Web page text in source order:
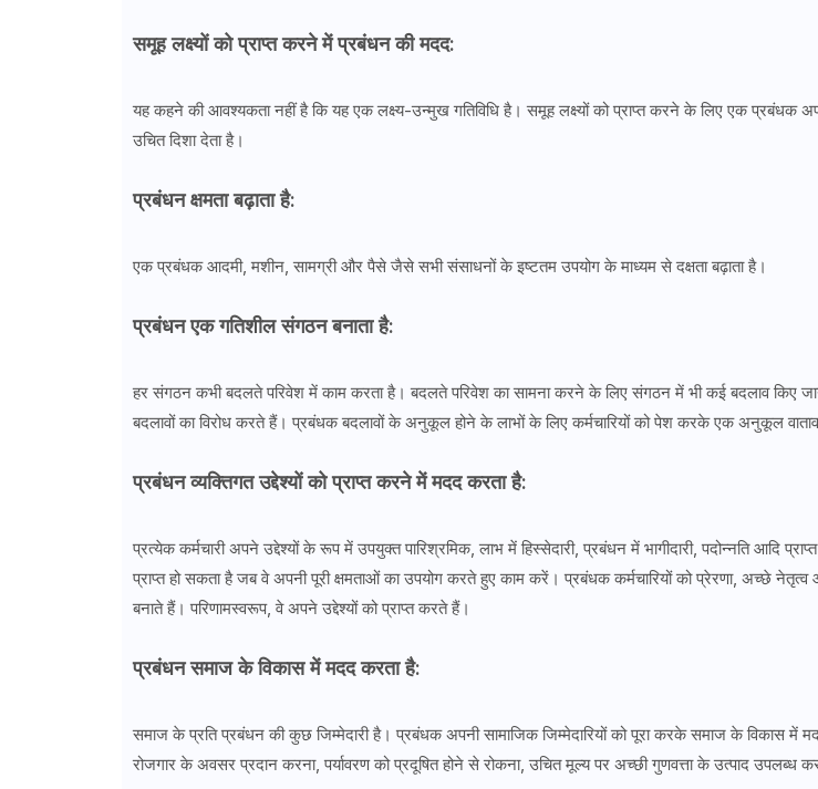
समूह लक्ष्यों को प्राप्त करने में प्रबंधन की मदद:
यह कहने की आवश्यकता नहीं है कि यह एक लक्ष्य-उन्मुख गतिविधि है। समूह लक्ष्यों को प्राप्त करने के लिए एक प्रबंधक
उचित दिशा देता है।
प्रबंधन क्षमता बढ़ाता है:
एक प्रबंधक आदमी, मशीन, सामग्री और पैसे जैसे सभी संसाधनों के इष्टतम उपयोग के माध्यम से दक्षता बढ़ाता है।
प्रबंधन एक गतिशील संगठन बनाता है:
हर संगठन कभी बदलते परिवेश में काम करता है। बदलते परिवेश का सामना करने के लिए संगठन में भी कई बदलाव किए
बदलावों का विरोध करते हैं। प्रबंधक बदलावों के अनुकूल होने के लाभों के लिए कर्मचारियों को पेश करके एक अनुकूल
प्रबंधन व्यक्तिगत उद्देश्यों को प्राप्त करने में मदद करता है:
प्रत्येक कर्मचारी अपने उद्देश्यों के रूप में उपयुक्त पारिश्रमिक, लाभ में हिस्सेदारी, प्रबंधन में भागीदारी, पदोन्नति आदि
प्राप्त हो सकता है जब वे अपनी पूरी क्षमताओं का उपयोग करते हुए काम करें। प्रबंधक कर्मचारियों को प्रेरणा, अच्छे
बनाते हैं। परिणामस्वरूप, वे अपने उद्देश्यों को प्राप्त करते हैं।
प्रबंधन समाज के विकास में मदद करता है:
समाज के प्रति प्रबंधन की कुछ जिम्मेदारी है। प्रबंधक अपनी सामाजिक जिम्मेदारियों को पूरा करके समाज के विकास में
रोजगार के अवसर प्रदान करना, पर्यावरण को प्रदूषित होने से रोकना, उचित मूल्य पर अच्छी गुणवत्ता के उत्पाद उपलब्ध